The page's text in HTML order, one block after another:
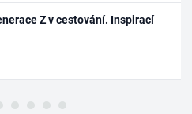
Z v cestování. Inspirací